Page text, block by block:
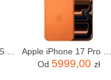
Karta graficzna ASUS Radeon RX 9070 XT Prime OC 16GB (90YV0L71M0NA00)
Apple iPhone 17 Pro Max 256GB Kosmiczny pomarańcz
Od 5999,00 zł